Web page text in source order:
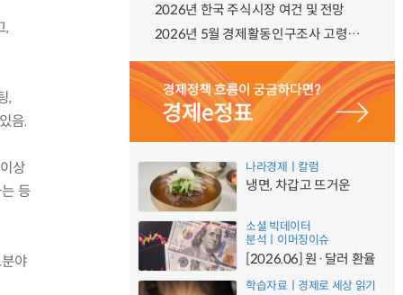
,
,
음.
상
등
야
2026년 한국 주식시장 여건 및 전망
2026년 5월 경제활동인구조사 고령층 부가조사 결과
나라경제ㅣ칼럼
냉면, 차갑고 뜨거운
소셜 빅데이터
분석ㅣ이머징이슈
[2026.06] 원·달러 환율
학습자료ㅣ경제로 세상 읽기